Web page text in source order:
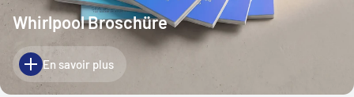
Whirlpool Broschüre
En savoir plus